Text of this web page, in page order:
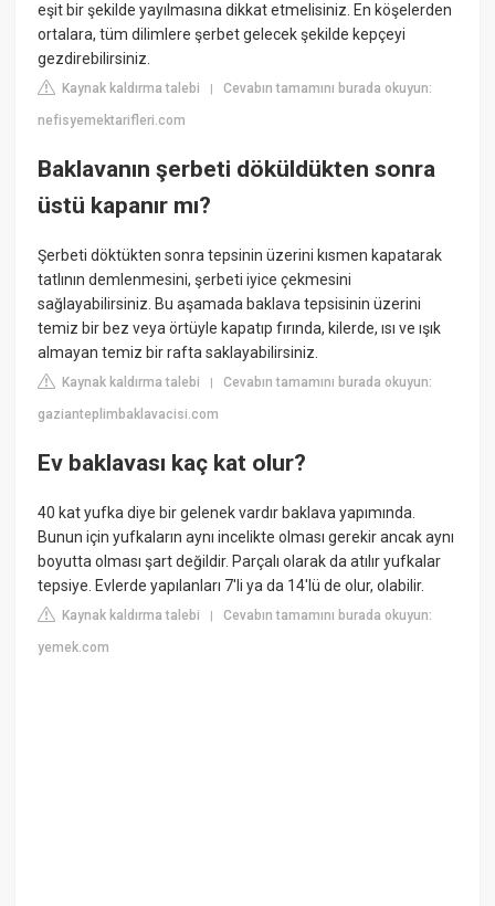
eşit bir şekilde yayılmasına dikkat etmelisiniz. En köşelerden
ortalara, tüm dilimlere şerbet gelecek şekilde kepçeyi
gezdirebilirsiniz.
Kaynak kaldırma talebi |Cevabın tamamını burada okuyun:
nefisyemektarifleri.com
Baklavanın şerbeti döküldükten sonra
üstü kapanır mı?
Şerbeti döktükten sonra tepsinin üzerini kısmen kapatarak
tatlının demlenmesini, şerbeti iyice çekmesini
sağlayabilirsiniz. Bu aşamada baklava tepsisinin üzerini
temiz bir bez veya örtüyle kapatıp fırında, kilerde, ısı ve ışık
almayan temiz bir rafta saklayabilirsiniz.
Kaynak kaldırma talebi |Cevabın tamamını burada okuyun:
gazianteplimbaklavacisi.com
Ev baklavası kaç kat olur?
40 kat yufka diye bir gelenek vardır baklava yapımında.
Bunun için yufkaların aynı incelikte olması gerekir ancak aynı
boyutta olması şart değildir. Parçalı olarak da atılır yufkalar
tepsiye. Evlerde yapılanları 7'li ya da 14'lü de olur, olabilir.
Kaynak kaldırma talebi |Cevabın tamamını burada okuyun:
yemek.com